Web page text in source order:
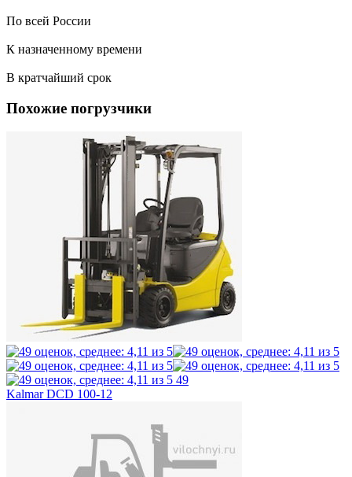
По всей России
К назначенному времени
В кратчайший срок
Похожие погрузчики
49
Kalmar DCD 100-12